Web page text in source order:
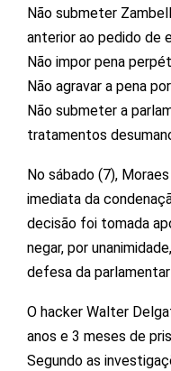
Não submeter
anterior ao pedido de
Não impor pena
Não agravar a pena
Não submeter a
tratamentos
No sábado (7),
imediata da
decisão foi tomada
negar, por
defesa da
O hacker Walter
anos e 3 meses de
Segundo as